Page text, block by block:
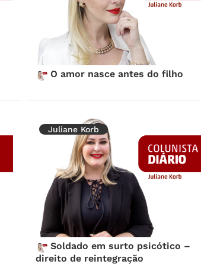
O amor nasce antes do filho
Juliane Korb
Soldado em surto psicótico –
direito de reintegração